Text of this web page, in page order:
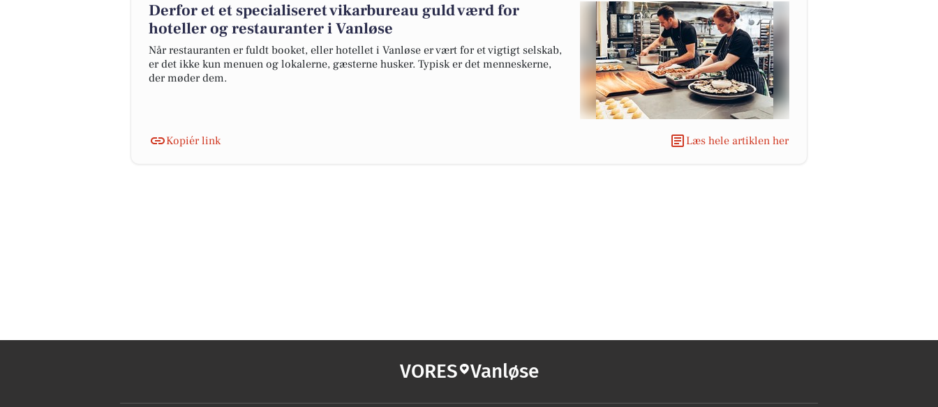
Derfor et et specialiseret vikarbureau guld værd for
hoteller og restauranter i Vanløse
Når restauranten er fuldt booket, eller hotellet i Vanløse er vært for et vigtigt selskab,
er det ikke kun menuen og lokalerne, gæsterne husker. Typisk er det menneskerne,
der møder dem.
Kopiér link Læs hele artiklen her
VORES Vanløse